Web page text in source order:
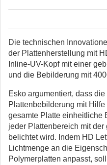
Die technischen
der Plattenherstellung mit
Inline-UV-Kopf mit einer
und die Bebilderung mit
Esko argumentiert, dass
Plattenbebilderung mit
gesamte Platte einheitliche
jeder Plattenbereich mit
belichtet wird. Indem HD
Lichtmenge an die
Polymerplatten anpasst,